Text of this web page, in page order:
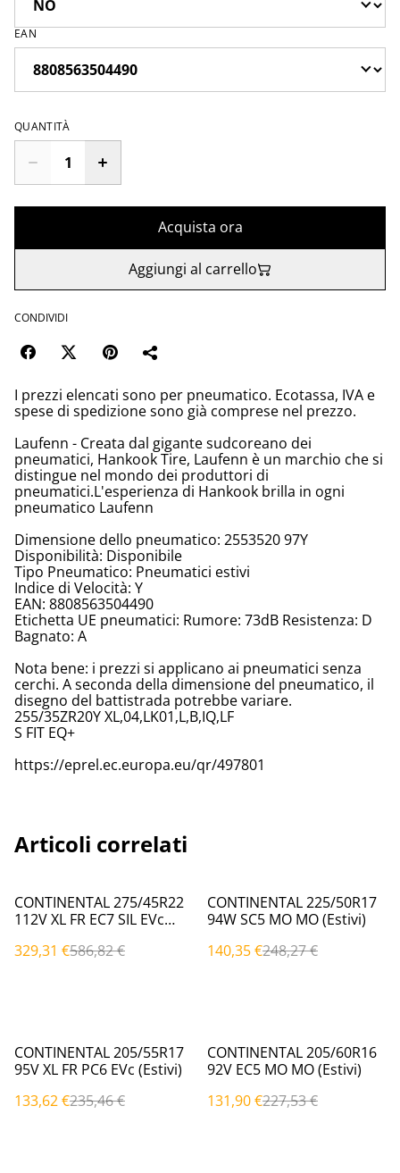
EAN
QUANTITÀ
Acquista ora
Aggiungi al carrello
CONDIVIDI
I prezzi elencati sono per pneumatico. Ecotassa, IVA e
spese di spedizione sono già comprese nel prezzo.
Laufenn - Creata dal gigante sudcoreano dei
pneumatici, Hankook Tire, Laufenn è un marchio che si
distingue nel mondo dei produttori di
pneumatici.L'esperienza di Hankook brilla in ogni
pneumatico Laufenn
Dimensione dello pneumatico: 2553520 97Y
Disponibilità: Disponibile
Tipo Pneumatico: Pneumatici estivi
Indice di Velocità: Y
EAN: 8808563504490
Etichetta UE pneumatici: Rumore: 73dB Resistenza: D
Bagnato: A
Nota bene: i prezzi si applicano ai pneumatici senza
cerchi. A seconda della dimensione del pneumatico, il
disegno del battistrada potrebbe variare.
255/35ZR20Y XL,04,LK01,L,B,IQ,LF
S FIT EQ+
https://eprel.ec.europa.eu/qr/497801
Articoli correlati
%
CONTINENTAL 275/45R22
112V XL FR EC7 SIL EVc
329,31 €586,82 €
%
CONTINENTAL 225/50R17
94W SC5 MO MO (Estivi)
140,35 €248,27 €
%
CONTINENTAL 205/55R17
95V XL FR PC6 EVc (Estivi)
133,62 €235,46 €
%
CONTINENTAL 205/60R16
92V EC5 MO MO (Estivi)
131,90 €227,53 €